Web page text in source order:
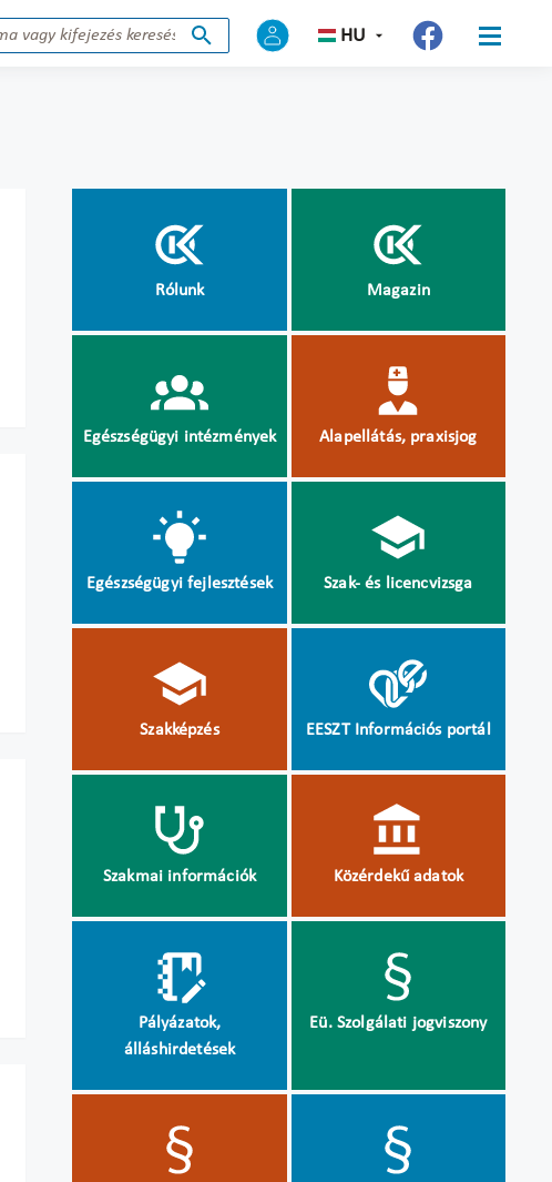
HU
Rólunk Magazin
Egészségügyi intézmények Alapellátás, praxisjog
Egészségügyi fejlesztések Szak- és licencvizsga
Szakképzés EESZT Információs portál
Szakmai információk Közérdekű adatok
Pályázatok,
álláshirdetések
Eü. Szolgálati jogviszony